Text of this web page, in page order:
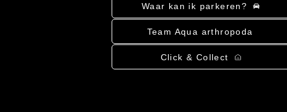
Waar kan ik parkeren?
Team Aqua arthropoda
Click & Collect